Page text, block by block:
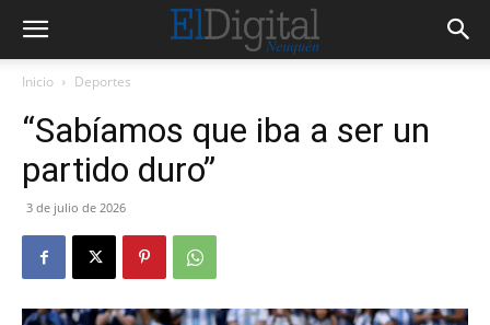
Inicio Deportes
“Sabíamos que iba a ser un
partido duro”
3 de julio de 2026